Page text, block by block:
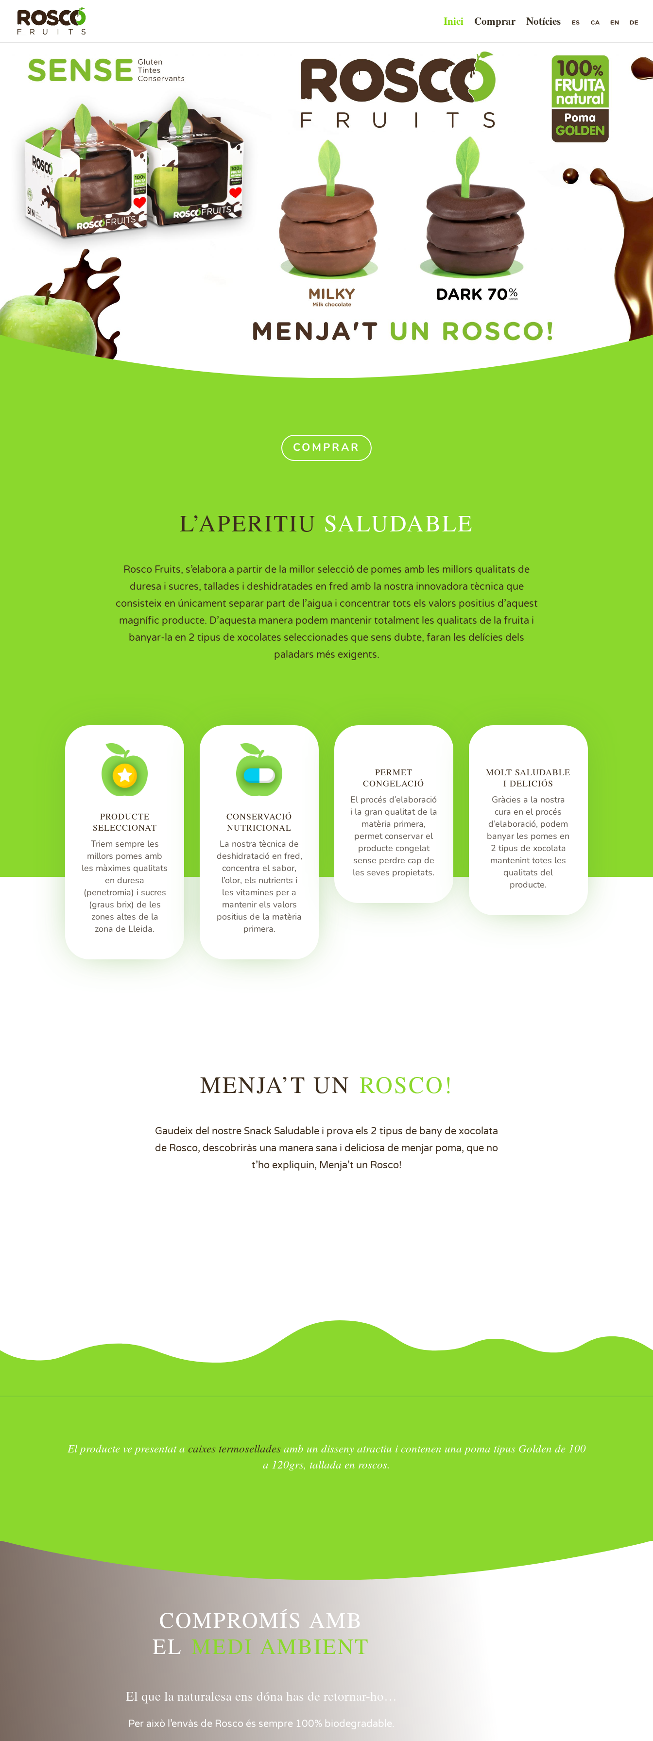
Inici Comprar Notícies
COMPRAR
L’APERITIU SALUDABLE
Rosco Fruits, s’elabora a partir de la millor selecció de pomes amb les millors qualitats de
duresa i sucres, tallades i deshidratades en fred amb la nostra innovadora tècnica que
consisteix en únicament separar part de l’aigua i concentrar tots els valors positius d’aquest
magnífic producte. D’aquesta manera podem mantenir totalment les qualitats de la fruita i
banyar-la en 2 tipus de xocolates seleccionades que sens dubte, faran les delícies dels
paladars més exigents.
PRODUCTE
SELECCIONAT
Triem sempre les
millors pomes amb
les màximes qualitats
en duresa
(penetromia) i sucres
(graus brix) de les
zones altes de la
zona de Lleida.
CONSERVACIÓ
NUTRICIONAL
La nostra tècnica de
deshidratació en fred,
concentra el sabor,
l’olor, els nutrients i
les vitamines per a
mantenir els valors
positius de la matèria
primera.
PERMET
CONGELACIÓ
El procés d’elaboració
i la gran qualitat de la
matèria primera,
permet conservar el
producte congelat
sense perdre cap de
les seves propietats.
MOLT SALUDABLE
I DELICIÓS
Gràcies a la nostra
cura en el procés
d’elaboració, podem
banyar les pomes en
2 tipus de xocolata
mantenint totes les
qualitats del
producte.
MENJA’T UN ROSCO!
Gaudeix del nostre Snack Saludable i prova els 2 tipus de bany de xocolata
de Rosco, descobriràs una manera sana i deliciosa de menjar poma, que no
t’ho expliquin, Menja’t un Rosco!
El producte ve presentat a caixes termoselladesamb un disseny atractiu i contenen una poma tipus Golden de 100
a 120grs, tallada en roscos.
COMPROMÍS AMB
ELMEDI AMBIENT
El que la naturalesa ens dóna has de retornar-ho…
Per això l’envàs de Rosco és sempre 100% biodegradable.